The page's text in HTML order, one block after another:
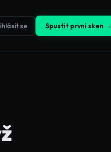
se Spustit první sken →